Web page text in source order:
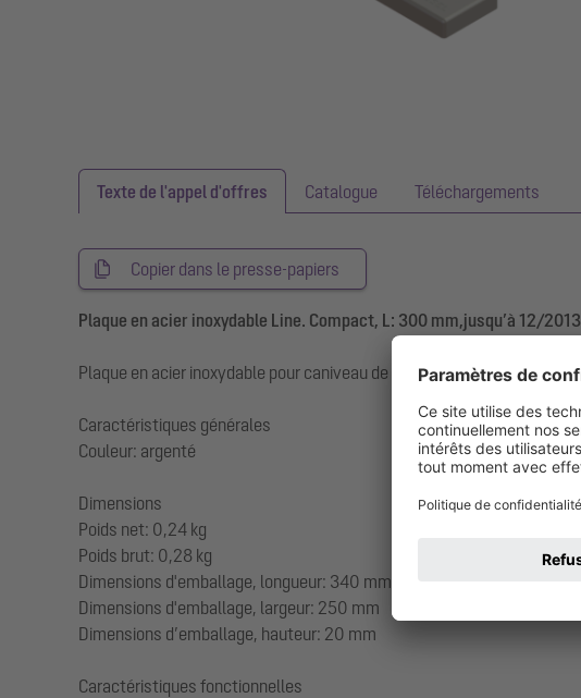
Texte de l'appel d'offres Catalogue Téléchargements
Copier dans le presse-papiers
Plaque en acier inoxydable Line. Compact, L: 300 mm,jusqu’à 12/2013
Plaque en acier inoxydable pour caniveau de douche
Caractéristiques générales
Couleur: argenté
Dimensions
Poids net: 0,24 kg
Poids brut: 0,28 kg
Dimensions d'emballage, longueur: 340 mm
Dimensions d'emballage, largeur: 250 mm
Dimensions d’emballage, hauteur: 20 mm
Caractéristiques fonctionnelles